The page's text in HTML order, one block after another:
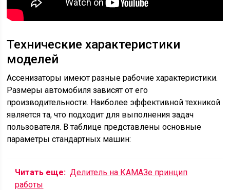
Технические характеристики
моделей
Ассенизаторы имеют разные рабочие характеристики.
Размеры автомобиля зависят от его
производительности. Наиболее эффективной техникой
является та, что подходит для выполнения задач
пользователя. В таблице представлены основные
параметры стандартных машин:
Читать еще: Делитель на КАМАЗе принцип
работы